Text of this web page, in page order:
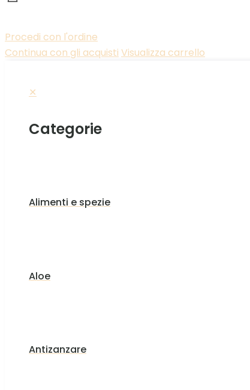
Procedi con l'ordine
Continua con gli acquisti Visualizza carrello
✕
Categorie
Alimenti e spezie
Aloe
Antizanzare